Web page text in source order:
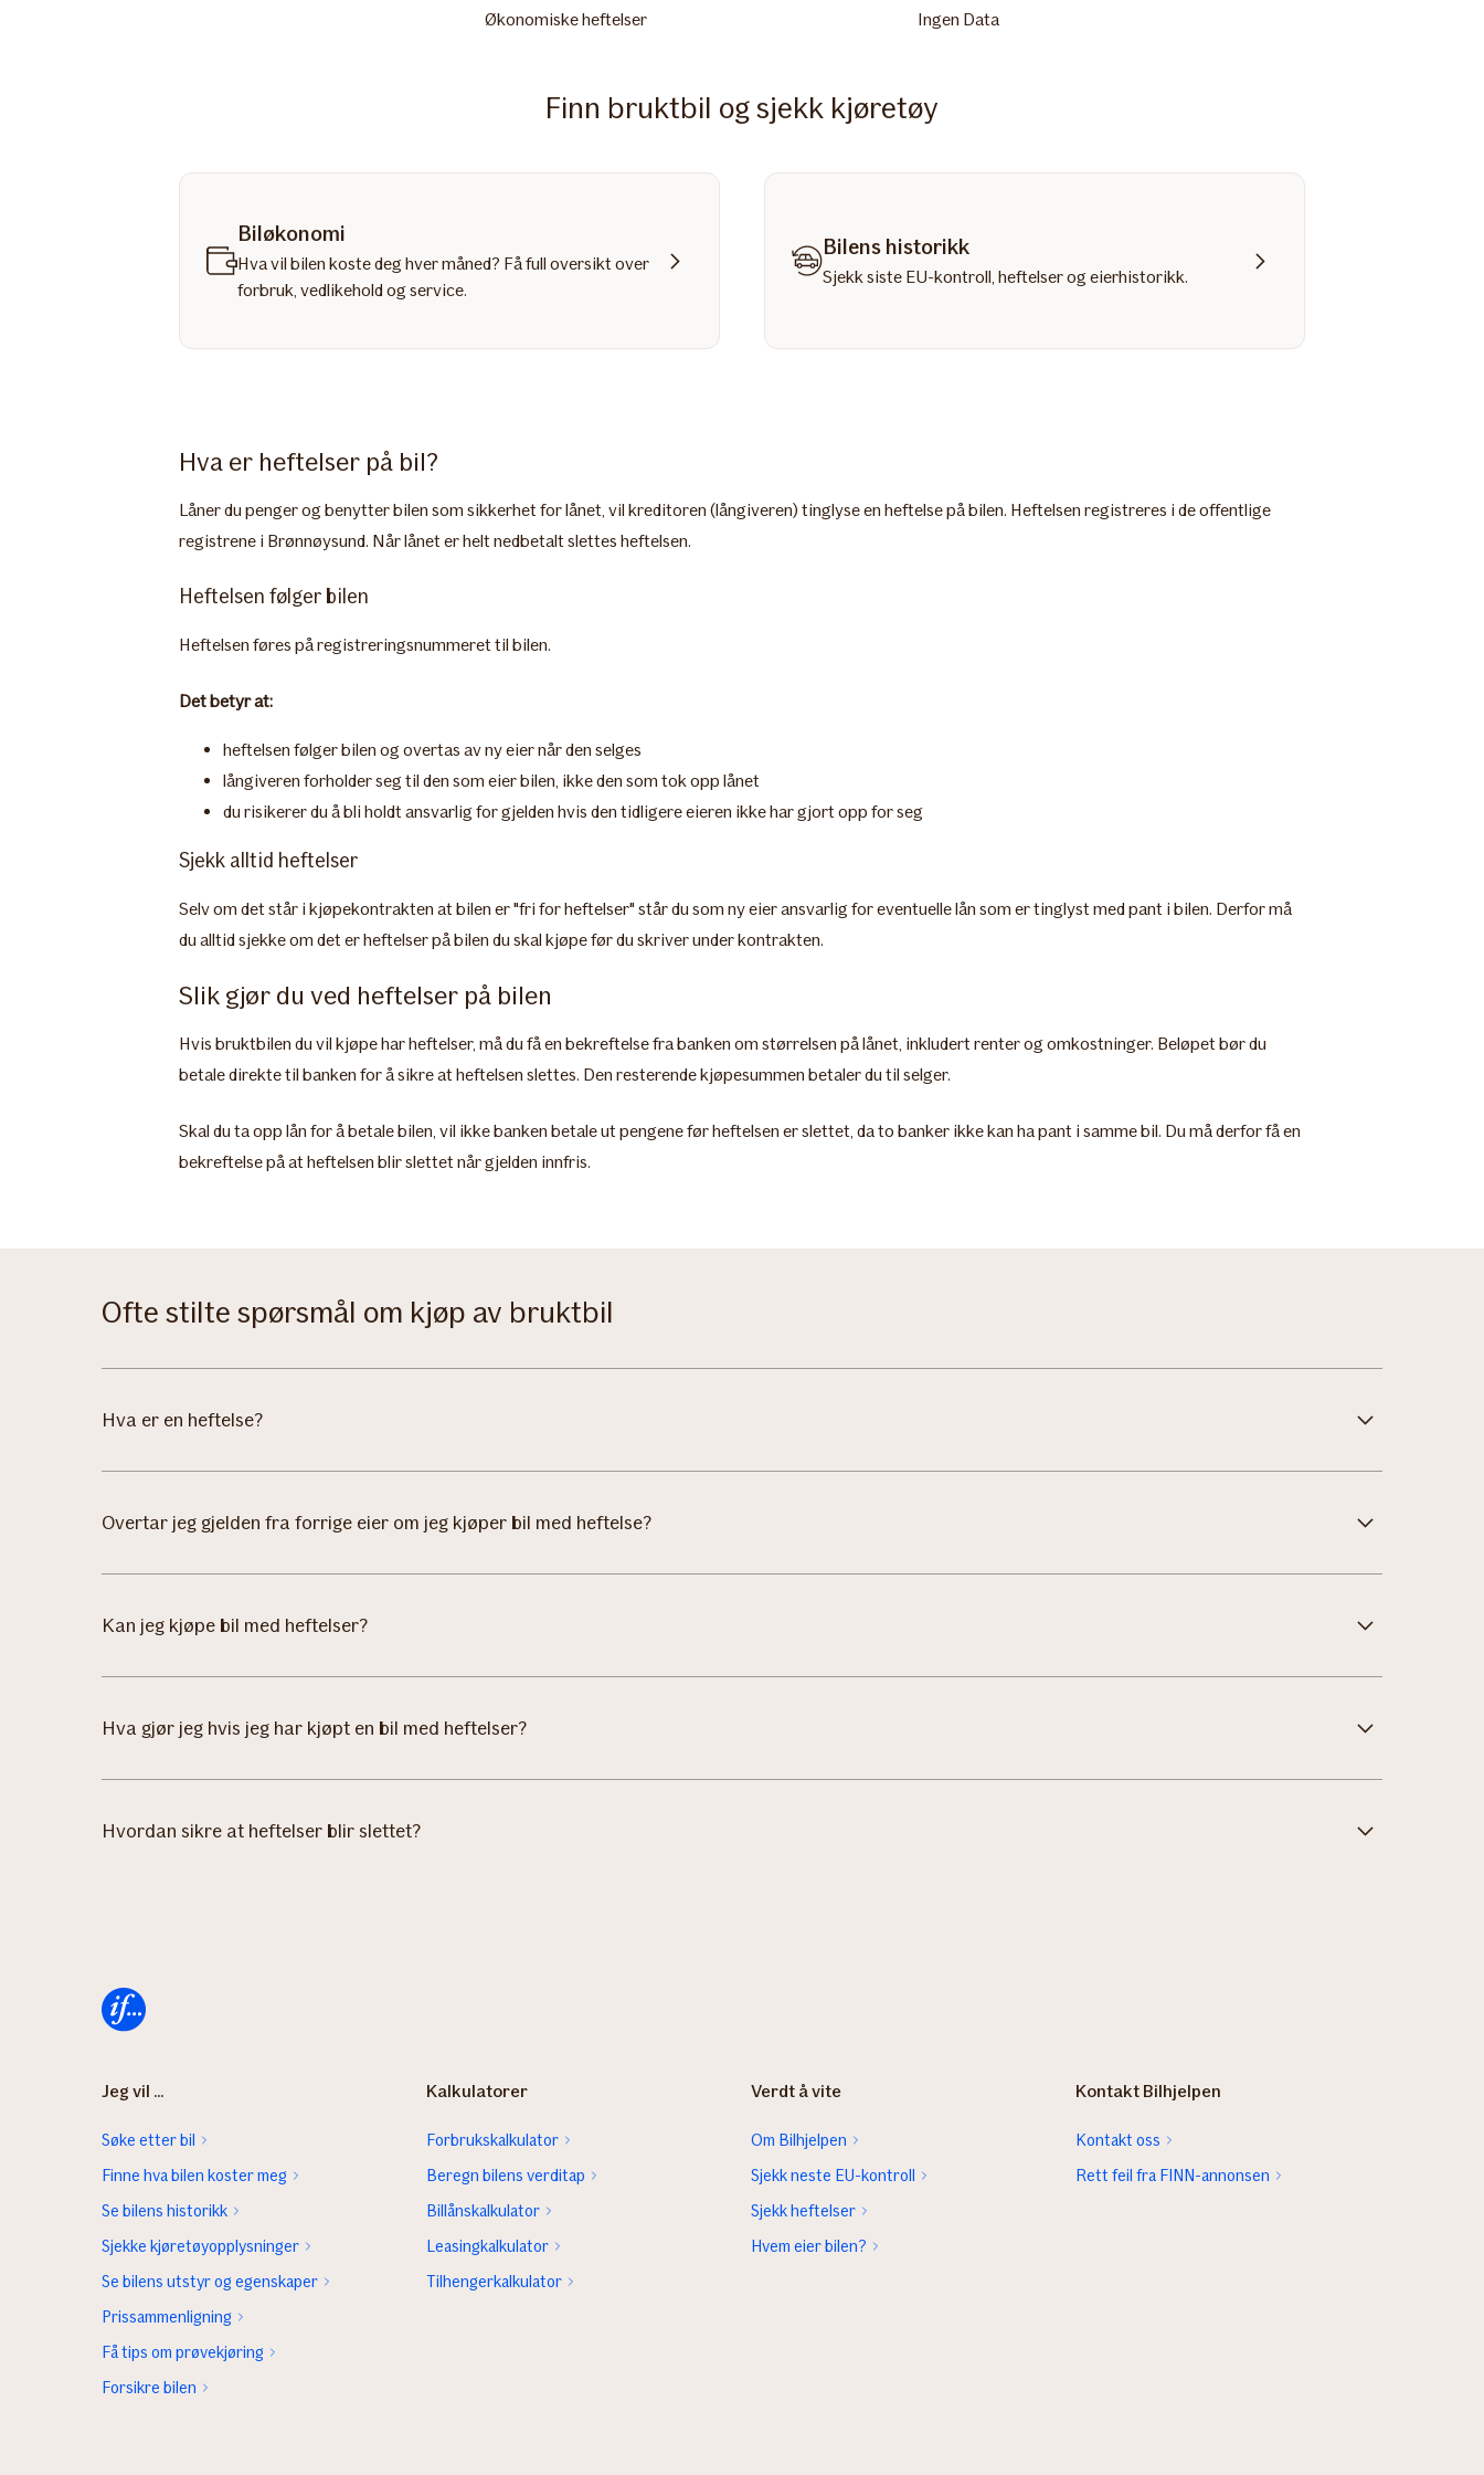
Økonomiske heftelser Ingen Data
Finn bruktbil og sjekk kjøretøy
Biløkonomi
Hva vil bilen koste deg hver måned? Få full oversikt over
forbruk, vedlikehold og service.
Bilens historikk
Sjekk siste EU-kontroll, heftelser og eierhistorikk.
Hva er heftelser på bil?
Låner du penger og benytter bilen som sikkerhet for lånet, vil kreditoren (långiveren) tinglyse en heftelse på bilen. Heftelsen registreres i de offentlige
registrene i Brønnøysund. Når lånet er helt nedbetalt slettes heftelsen.
Heftelsen følger bilen
Heftelsen føres på registreringsnummeret til bilen.
Det betyr at:
heftelsen følger bilen og overtas av ny eier når den selges
långiveren forholder seg til den som eier bilen, ikke den som tok opp lånet
du risikerer du å bli holdt ansvarlig for gjelden hvis den tidligere eieren ikke har gjort opp for seg
Sjekk alltid heftelser
​Selv om det står i kjøpekontrakten at bilen er "fri for heftelser" står du som ny eier ansvarlig for eventuelle lån som er tinglyst med pant i bilen. Derfor må
du alltid sjekke om det er heftelser på bilen du skal kjøpe før du skriver under kontrakten.
Slik gjør du ved heftelser på bilen
Hvis bruktbilen du vil kjøpe har heftelser, må du få en bekreftelse fra banken om størrelsen på lånet, inkludert renter og omkostninger. Beløpet bør du
betale direkte til banken for å sikre at heftelsen slettes. Den resterende kjøpesummen betaler du til selger.
Skal du ta opp lån for å betale bilen, vil ikke banken betale ut pengene før heftelsen er slettet, da to banker ikke kan ha pant i samme bil. Du må derfor få en
bekreftelse på at heftelsen blir slettet når gjelden innfris.
Ofte stilte spørsmål om kjøp av bruktbil
Hva er en heftelse?
Overtar jeg gjelden fra forrige eier om jeg kjøper bil med heftelse?
Kan jeg kjøpe bil med heftelser?
Hva gjør jeg hvis jeg har kjøpt en bil med heftelser?
Hvordan sikre at heftelser blir slettet?
Forsiden
Jeg vil ...
Søke etter bil
Finne hva bilen koster meg
Se bilens historikk
Sjekke kjøretøyopplysninger
Se bilens utstyr og egenskaper
Prissammenligning
Få tips om prøvekjøring
Forsikre bilen
Kalkulatorer
Forbrukskalkulator
Beregn bilens verditap
Billånskalkulator
Leasingkalkulator
Tilhengerkalkulator
Verdt å vite
Om Bilhjelpen
Sjekk neste EU-kontroll
Sjekk heftelser
Hvem eier bilen?
Kontakt Bilhjelpen
Kontakt oss
Rett feil fra FINN-annonsen